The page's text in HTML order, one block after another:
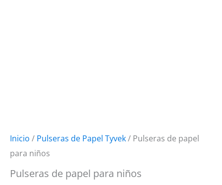
Inicio / Pulseras de Papel Tyvek/ Pulseras de papel
para niños
Pulseras de papel para niños